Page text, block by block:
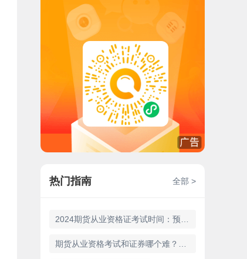
热门指南 全部 >